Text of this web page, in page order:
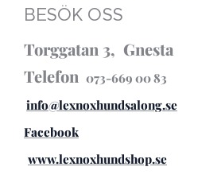
BESÖK OSS
Torggatan 3, Gnesta
Telefon 073-669 00 83
info@lexnoxhundsalong.se
Facebook
www.lexnoxhundshop.se